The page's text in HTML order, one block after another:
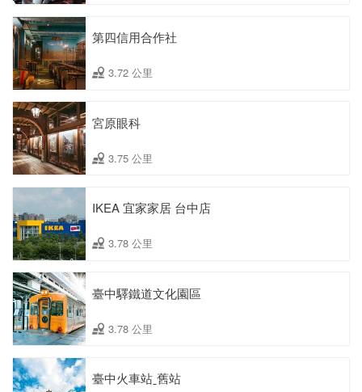
第四信用合作社
3.72 公里
宮原眼科
3.75 公里
IKEA 宜家家居 台中店
3.78 公里
臺中驛鐵道文化園區
3.78 公里
臺中火車站ˍ舊站